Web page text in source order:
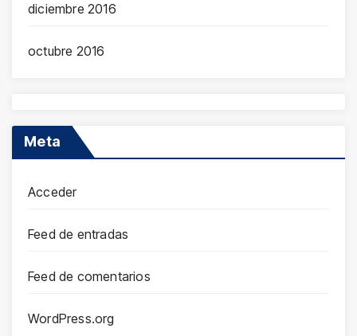
diciembre 2016
octubre 2016
Meta
Acceder
Feed de entradas
Feed de comentarios
WordPress.org